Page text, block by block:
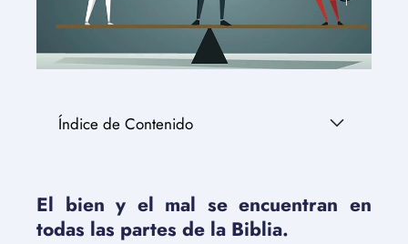
Índice de Contenido
El bien y el mal se encuentran en
todas las partes de la Biblia.